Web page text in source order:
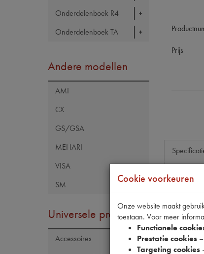
Onderdelenboek R4
Onderdelenboek TA
Andere modellen
AMI
CX
GS/GSA
MEHARI
VISA
SM
Universele producten
Accessoires
Prijs
Model
Tecdoc
Cookie voorkeuren
Onze website maakt
toestaan. Voor meer
Functionele
Prestatie cookies
Targeting cookies